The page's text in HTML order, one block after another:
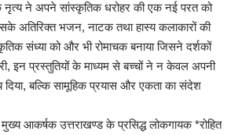
ने अपने सांस्कृतिक धरोहर की एक नई परत को
अतिरिक्त भजन, नाटक तथा हास्य कलाकारों की
संध्या को और भी रोमाचक बनाया जिसने दर्शकों
इन प्रस्तुतियों के माध्यम से बच्चों ने न केवल अपनी
दिया, बल्कि सामूहिक प्रयास और एकता का संदेश
आकर्षक उत्तराखण्ड के प्रसिद्ध लोकगायक *रोहित